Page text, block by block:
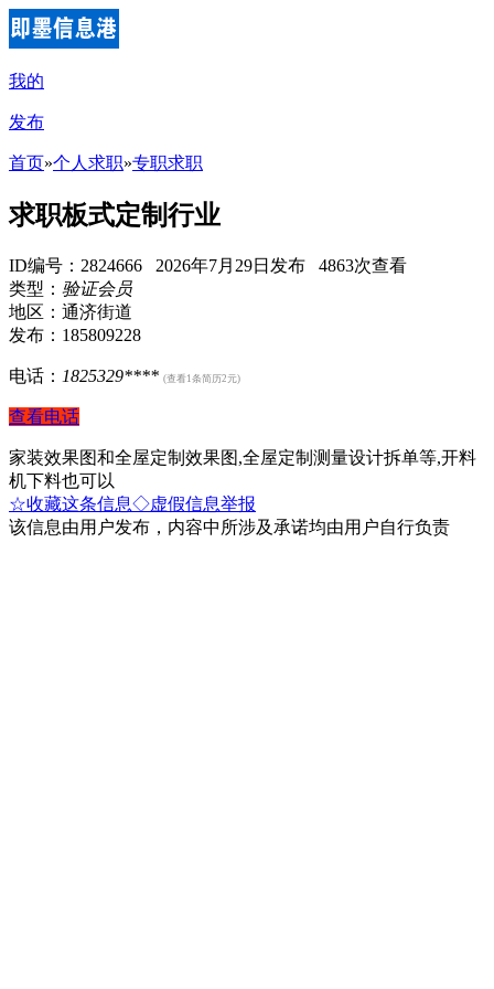
我的
发布
首页»个人求职»专职求职
求职板式定制行业
ID编号：2824666 2026年7月29日发布 4863次查看
类型： 验证会员
地区：通济街道
发布：185809228
电话： 1825329**** (查看1条简历2元)
查看电话
家装效果图和全屋定制效果图,全屋定制测量设计拆单等,开料
机下料也可以
☆收藏这条信息◇虚假信息举报
该信息由用户发布，内容中所涉及承诺均由用户自行负责